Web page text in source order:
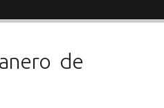
de